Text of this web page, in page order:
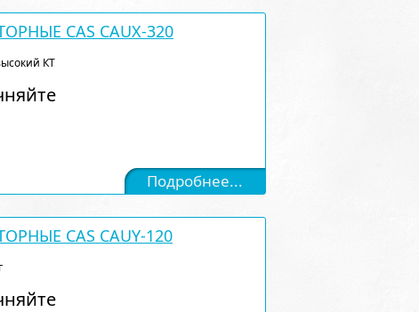
CAS CAUX-320
КТ
Подробнее...
CAS CAUY-120